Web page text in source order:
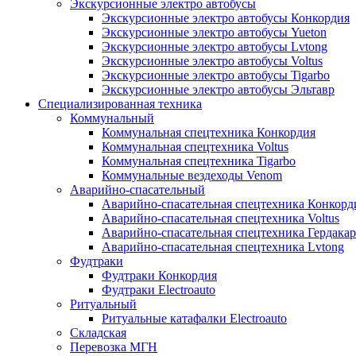
Экскурсионные электро автобусы
Экскурсионные электро автобусы Конкордия
Экскурсионные электро автобусы Yueton
Экскурсионные электро автобусы Lvtong
Экскурсионные электро автобусы Voltus
Экскурсионные электро автобусы Tigarbo
Экскурсионные электро автобусы Эльтавр
Специализированная техника
Коммунальный
Коммунальная спецтехника Конкордия
Коммунальная спецтехника Voltus
Коммунальная спецтехника Tigarbo
Коммунальные вездеходы Venom
Аварийно-спасательный
Аварийно-спасательная спецтехника
Аварийно-спасательная спецтехника Voltus
Аварийно-спасательная спецтехника Гердакар
Аварийно-спасательная спецтехника Lvtong
Фудтраки
Фудтраки Конкордия
Фудтраки Electroauto
Ритуальный
Ритуальные катафалки Electroauto
Складская
Перевозка МГН